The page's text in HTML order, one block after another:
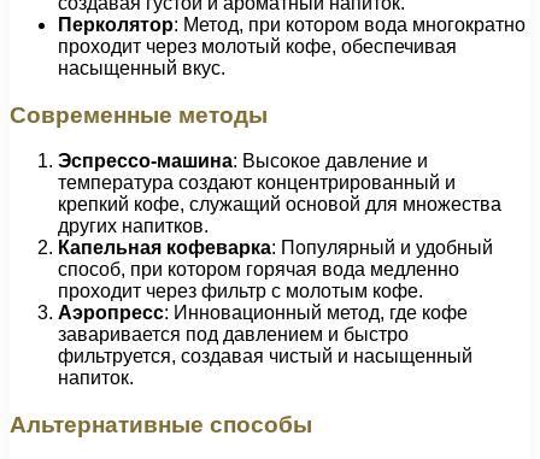
Перколятор: Метод, при котором вода многократно
проходит через молотый кофе, обеспечивая
насыщенный вкус.
Современные методы
Эспрессо-машина: Высокое давление и
температура создают концентрированный и
крепкий кофе, служащий основой для множества
других напитков.
Капельная кофеварка: Популярный и удобный
способ, при котором горячая вода медленно
проходит через фильтр с молотым кофе.
Аэропресс: Инновационный метод, где кофе
заваривается под давлением и быстро
фильтруется, создавая чистый и насыщенный
напиток.
Альтернативные способы